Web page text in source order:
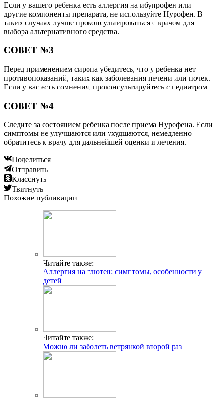
Если у вашего ребенка есть аллергия на ибупрофен или
другие компоненты препарата, не используйте Нурофен. В
таких случаях лучше проконсультироваться с врачом для
выбора альтернативного средства.
СОВЕТ №3
Перед применением сиропа убедитесь, что у ребенка нет
противопоказаний, таких как заболевания печени или почек.
Если у вас есть сомнения, проконсультируйтесь с педиатром.
СОВЕТ №4
Следите за состоянием ребенка после приема Нурофена. Если
симптомы не улучшаются или ухудшаются, немедленно
обратитесь к врачу для дальнейшей оценки и лечения.
Поделиться
Отправить
Класснуть
Твитнуть
Похожие публикации
Читайте также:
Аллергия на глютен: симптомы, особенности у
детей
Читайте также:
Можно ли заболеть ветрянкой второй раз